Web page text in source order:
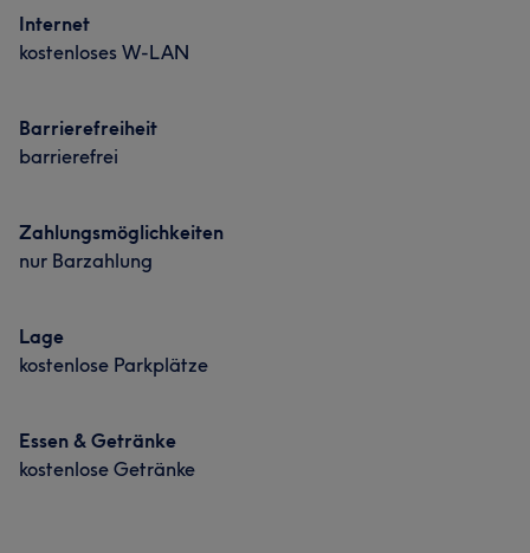
Portfolio
Internet
kostenloses W-LAN
Barrierefreiheit
barrierefrei
Zahlungsmöglichkeiten
nur Barzahlung
Lage
kostenlose Parkplätze
Essen & Getränke
kostenlose Getränke